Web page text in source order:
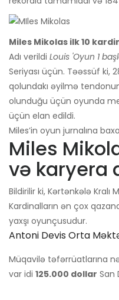
Miles Mikolas ilk 10
Adı verildi Louis 'Oyun 1
Seriyası üçün. Təəssüf ki,
qolundakı əyilmə
olunduğu üçün oyunda
üçün elan edildi.
Miles’in oyun jurnalına
Miles
və karyera
Bildirilir ki, Kərtənkələ Kralı
Kardinalların ən çox
yaxşı oyunçusudur.
Antoni Devis Orta
Müqavilə təfərrüatlarına
var idi 125.000 dollar San